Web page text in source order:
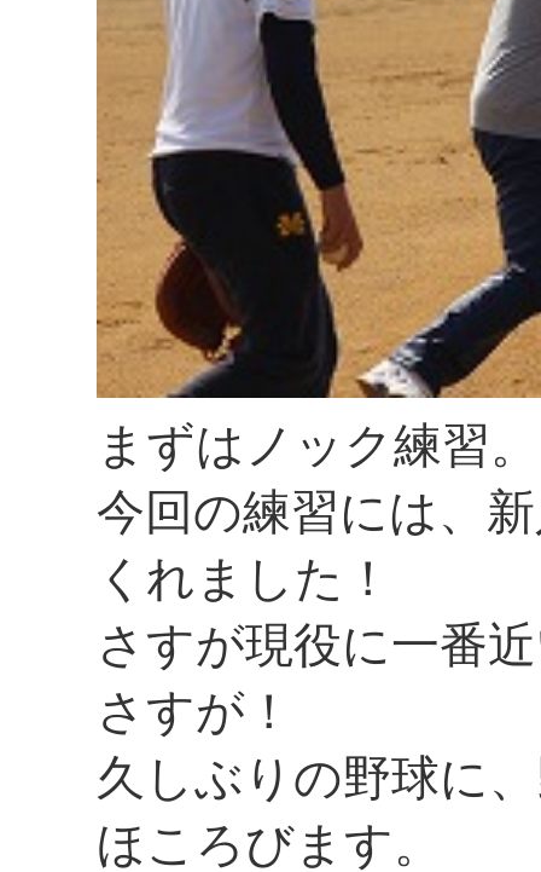
まずはノック練習。
今回の練習には、
くれました！
さすが現役に一番
さすが！
久しぶりの野球に
ほころびます。